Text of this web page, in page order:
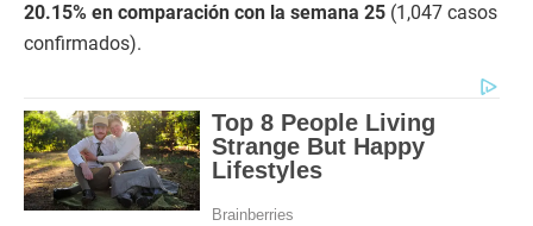
20.15% en comparación con la semana 25 (1,047 casos
confirmados).